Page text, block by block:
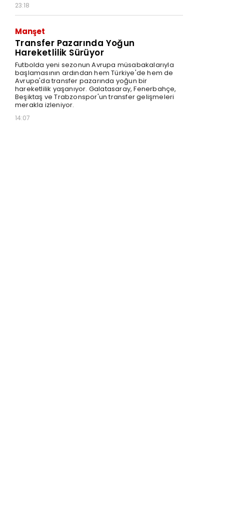
23:18
Manşet
Transfer Pazarında Yoğun
Hareketlilik Sürüyor
Futbolda yeni sezonun Avrupa müsabakalarıyla
başlamasının ardından hem Türkiye'de hem de
Avrupa'da transfer pazarında yoğun bir
hareketlilik yaşanıyor. Galatasaray, Fenerbahçe,
Beşiktaş ve Trabzonspor'un transfer gelişmeleri
merakla izleniyor.
14:07